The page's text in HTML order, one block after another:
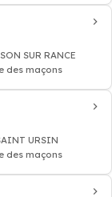
SUR RANCE
des maçons
URSIN
des maçons